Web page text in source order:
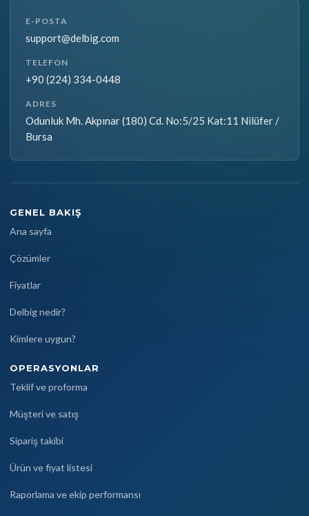
E-POSTA
support@delbig.com
TELEFON
+90 (224) 334-0448
ADRES
Odunluk Mh. Akpınar (180) Cd. No:5/25 Kat:11 Nilüfer /
Bursa
GENEL BAKIŞ
Ana sayfa
Çözümler
Fiyatlar
Delbig nedir?
Kimlere uygun?
OPERASYONLAR
Teklif ve proforma
Müşteri ve satış
Sipariş takibi
Ürün ve fiyat listesi
Raporlama ve ekip performansı